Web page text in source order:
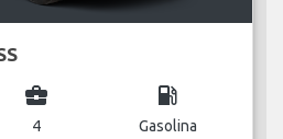
business_center
4
local_gas_station
Gasolina